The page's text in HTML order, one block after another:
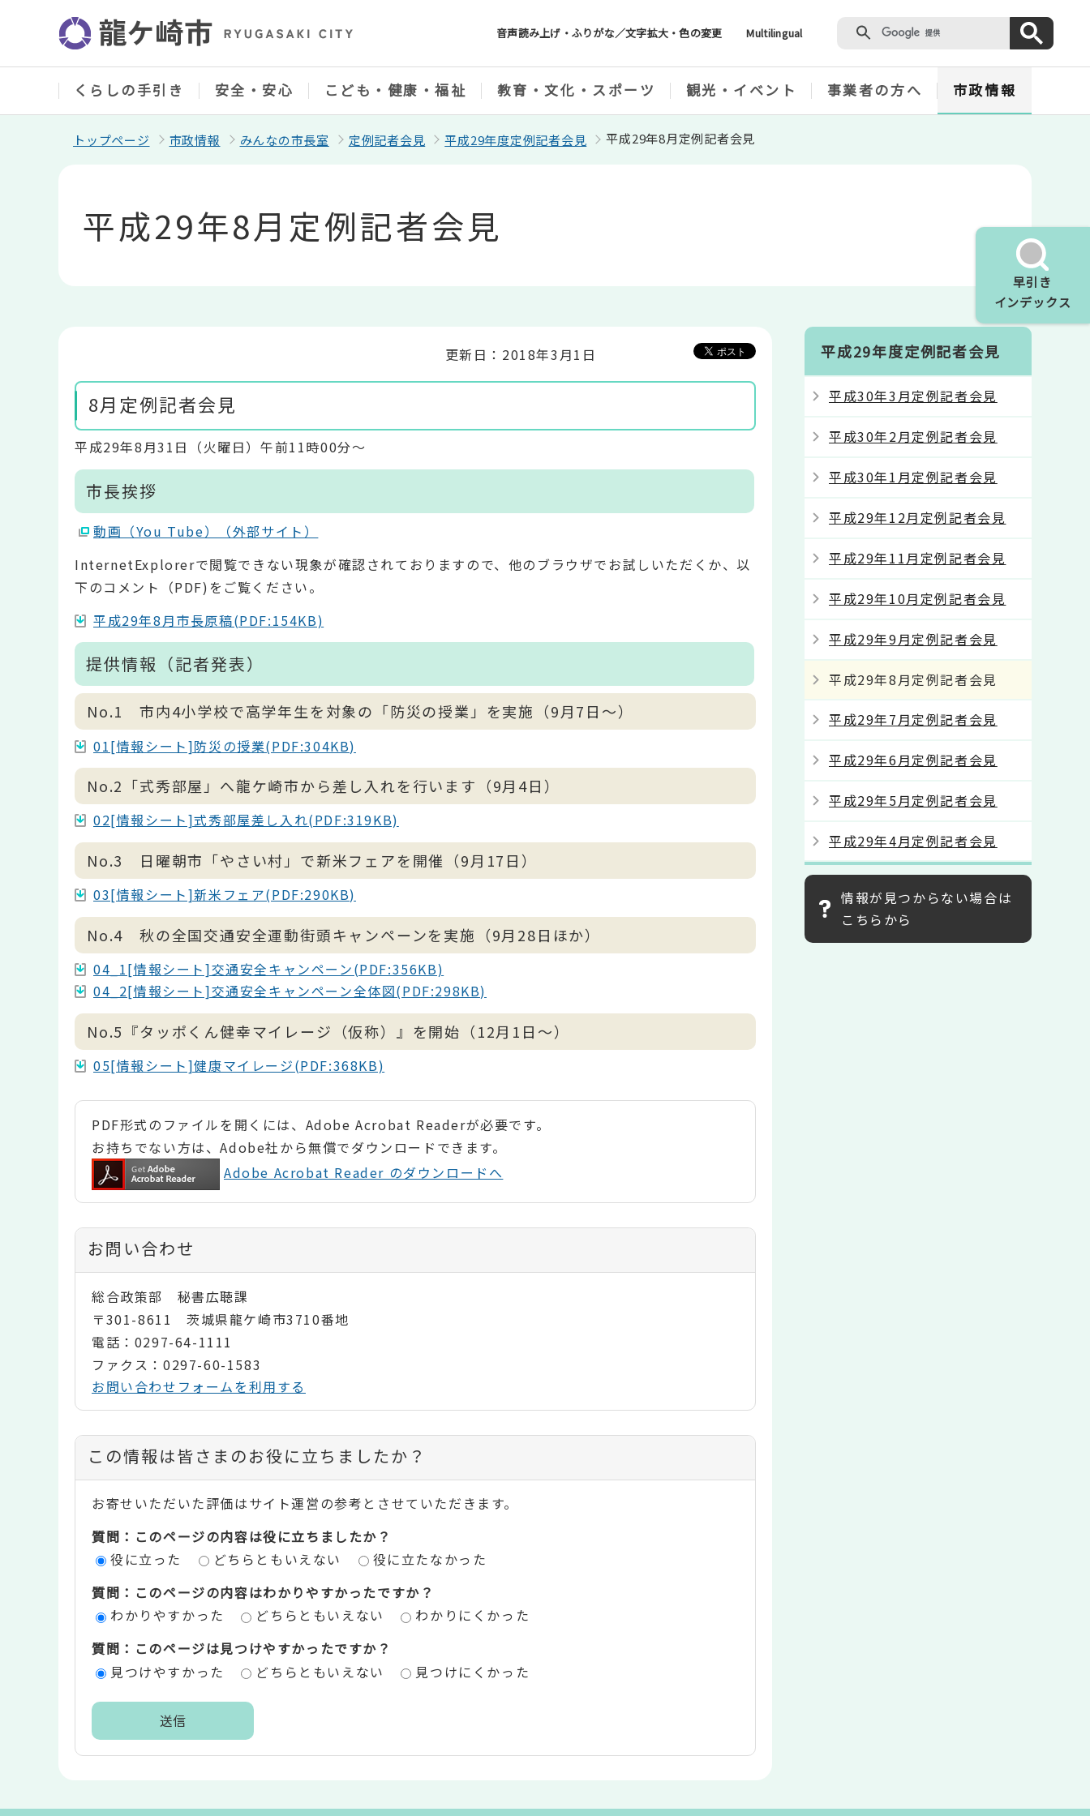
ジ
音声読み上げ・ふりがな／文字拡大・色の変更 Multilingual
早引き
インデックス
くらしの手引き 安全・安心 こども・健康・福祉 教育・文化・スポーツ 観光・イベント 事業者の方へ 市政情報
トップページ 市政情報 みんなの市長室 定例記者会見 平成29年度定例記者会見 平成29年8月定例記者会見
平成29年8月定例記者会見
更新日：2018年3月1日
8月定例記者会見
平成29年8月31日（火曜日）午前11時00分～
市長挨拶
動画（You Tube）（外部サイト）
InternetExplorerで閲覧できない現象が確認されておりますので、他のブラウザでお試しいただくか、以
下のコメント（PDF)をご覧ください。
平成29年8月市長原稿(PDF:154KB)
提供情報（記者発表）
No.1 市内4小学校で高学年生を対象の「防災の授業」を実施（9月7日～）
01[情報シート]防災の授業(PDF:304KB)
No.2「式秀部屋」へ龍ケ崎市から差し入れを行います（9月4日）
02[情報シート]式秀部屋差し入れ(PDF:319KB)
No.3 日曜朝市「やさい村」で新米フェアを開催（9月17日）
03[情報シート]新米フェア(PDF:290KB)
No.4 秋の全国交通安全運動街頭キャンペーンを実施（9月28日ほか）
04_1[情報シート]交通安全キャンペーン(PDF:356KB)
04_2[情報シート]交通安全キャンペーン全体図(PDF:298KB)
No.5『タッポくん健幸マイレージ（仮称）』を開始（12月1日～）
05[情報シート]健康マイレージ(PDF:368KB)
PDF形式のファイルを開くには、Adobe Acrobat Readerが必要です。
お持ちでない方は、Adobe社から無償でダウンロードできます。
Adobe Acrobat Reader のダウンロードへ
お問い合わせ
総合政策部 秘書広聴課
〒301-8611 茨城県龍ケ崎市3710番地
電話：0297-64-1111
ファクス：0297-60-1583
お問い合わせフォームを利用する
コ
ン
テ
ン
評
エ
この情報は皆さまのお役に立ちましたか？
お寄せいただいた評価はサイト運営の参考とさせていただきます。
質問：このページの内容は役に立ちましたか？
役に立った
どちらともいえない
役に立たなかった
質問：このページの内容はわかりやすかったですか？
わかりやすかった
どちらともいえない
わかりにくかった
質問：このページは見つけやすかったですか？
見つけやすかった
どちらともいえない 見つけにくかった
平成29年度定例記者会見
平成30年3月定例記者会見
平成30年2月定例記者会見
平成30年1月定例記者会見
平成29年12月定例記者会見
平成29年11月定例記者会見
平成29年10月定例記者会見
平成29年9月定例記者会見
平成29年8月定例記者会見
平成29年7月定例記者会見
平成29年6月定例記者会見
平成29年5月定例記者会見
平成29年4月定例記者会見
情報が見つからない場合は
こちらから